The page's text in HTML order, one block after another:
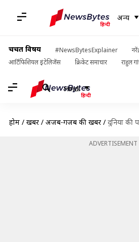
अन्य
चर्चित विषय #NewsBytesExplainer
आर्टिफिशियल इंटेलिजेंस
क्रिकेट समाचार राहुल
Hindi
होम / खबरें / अजब-गजब की खबरें / दुनिया की पांच सबसे
ADVERTISEMENT